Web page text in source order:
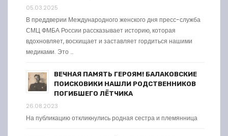
05.03.2025
В преддверии Международного женского дня пресс-служба
СМЦ ФМБА России рассказывает историю, которая
вдохновляет, восхищает и заставляет гордиться нашими
медиками. Это …
ВЕЧНАЯ ПАМЯТЬ ГЕРОЯМ! БАЛАКОВСКИЕ
ПОИСКОВИКИ НАШЛИ РОДСТВЕННИКОВ
ПОГИБШЕГО ЛЁТЧИКА
26.08.2023
На публикацию откликнулись родная сестра и племянница